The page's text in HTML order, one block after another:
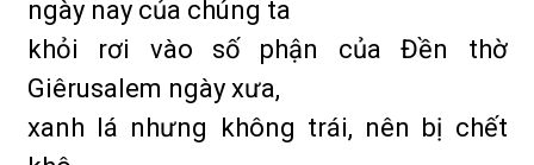
ngày nay của chúng ta
khỏi rơi vào số phận của Đền thờ
Giêrusalem ngày xưa,
xanh lá nhưng không trái, nên bị chết